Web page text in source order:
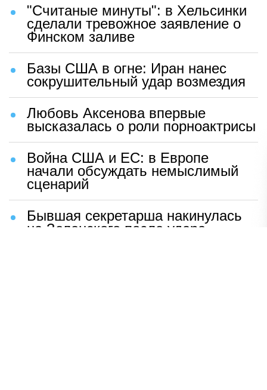
"Считаные минуты": в Хельсинки
сделали тревожное заявление о
Финском заливе
Базы США в огне: Иран нанес
сокрушительный удар возмездия
Любовь Аксенова впервые
высказалась о роли порноактрисы
Война США и ЕС: в Европе
начали обсуждать немыслимый
сценарий
Бывшая секретарша накинулась
на Зеленского после удара